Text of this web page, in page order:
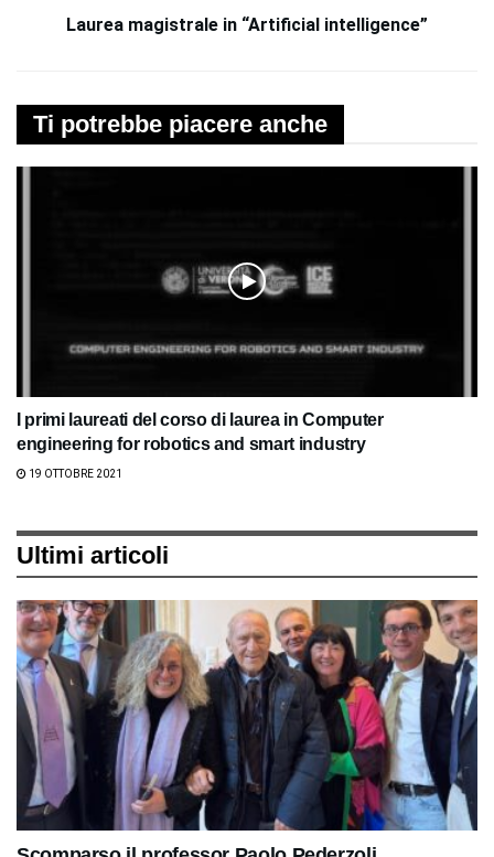
Laurea magistrale in “Artificial intelligence”
Ti potrebbe piacere anche
I primi laureati del corso di laurea in Computer
engineering for robotics and smart industry
19 OTTOBRE 2021
Ultimi articoli